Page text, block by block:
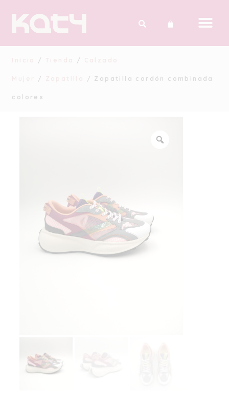
/ /
/ / Zapatilla cordón combinada
colores